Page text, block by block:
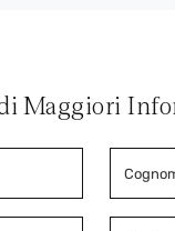
Maggiori